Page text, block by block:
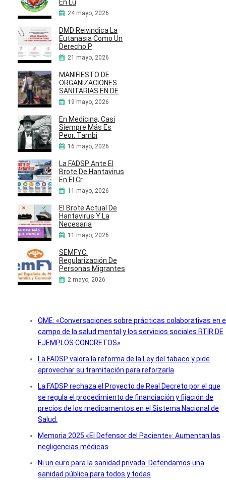
En Lu
24 mayo, 2026
DMD Reivindica La
Eutanasia Como Un
Derecho P
21 mayo, 2026
MANIFIESTO DE
ORGANIZACIONES
SANITARIAS EN DE
19 mayo, 2026
En Medicina, Casi
Siempre Más Es
Peor. Tambi
16 mayo, 2026
La FADSP Ante El
Brote De Hantavirus
En El Cr
11 mayo, 2026
El Brote Actual De
Hantavirus Y La
Necesaria
11 mayo, 2026
SEMFYC:
Regularización De
Personas Migrantes
2 mayo, 2026
OME: «Conversaciones sobre prácticas colaborativas en
campo de la salud mental y los servicios sociales RTIR DE
EJEMPLOS CONCRETOS»
La FADSP valora la reforma de la Ley del tabaco y pide
aprovechar su tramitación para reforzarla
La FADSP rechaza el Proyecto de Real Decreto por el que
se regula el procedimiento de financiación y fijación de
precios de los medicamentos en el Sistema Nacional de
Salud.
Memoria 2025 «El Defensor del Paciente»: Aumentan las
negligencias médicas
Ni un euro para la sanidad privada: Defendamos una
sanidad pública para todos y todas